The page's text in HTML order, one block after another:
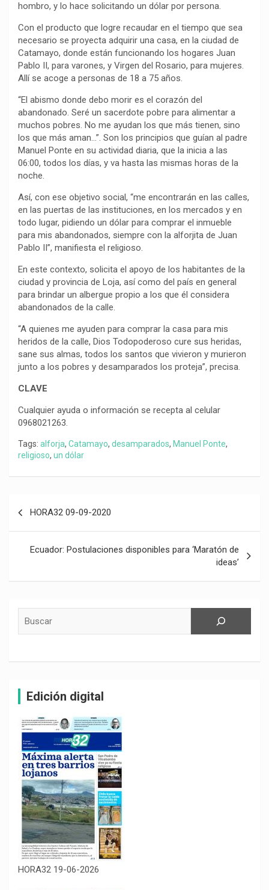
hombro, y lo hace solicitando un dólar por persona.
Con el producto que logre recaudar en el tiempo que sea
necesario se proyecta adquirir una casa, en la ciudad de
Catamayo, donde están funcionando los hogares Juan
Pablo II, para varones, y Virgen del Rosario, para mujeres.
Allí se acoge a personas de 18 a 75 años.
“El abismo donde debo morir es el corazón del
abandonado. Seré un sacerdote pobre para alimentar a
muchos pobres. No me ayudan los que más tienen, sino
los que más aman…”. Son los principios que guían al padre
Manuel Ponte en su actividad diaria, que la inicia a las
06:00, todos los días, y va hasta las mismas horas de la
noche.
Así, con ese objetivo social, “me encontrarán en las calles,
en las puertas de las instituciones, en los mercados y en
todo lugar, pidiendo un dólar para comprar el inmueble
para mis abandonados, siempre con la alforjita de Juan
Pablo II”, manifiesta el religioso.
En este contexto, solicita el apoyo de los habitantes de la
ciudad y provincia de Loja, así como del país en general
para brindar un albergue propio a los que él considera
abandonados de la calle.
“A quienes me ayuden para comprar la casa para mis
heridos de la calle, Dios Todopoderoso cure sus heridas,
sane sus almas, todos los santos que vivieron y murieron
junto a los pobres y desamparados los proteja”, precisa.
CLAVE
Cualquier ayuda o información se recepta al celular
0968021263.
Tags: alforja, Catamayo, desamparados, Manuel Ponte,
religioso, un dólar
entradas
HORA32 09-09-2020
Ecuador: Postulaciones disponibles para ‘Maratón de
ideas’
Edición digital
HORA32 19-06-2026